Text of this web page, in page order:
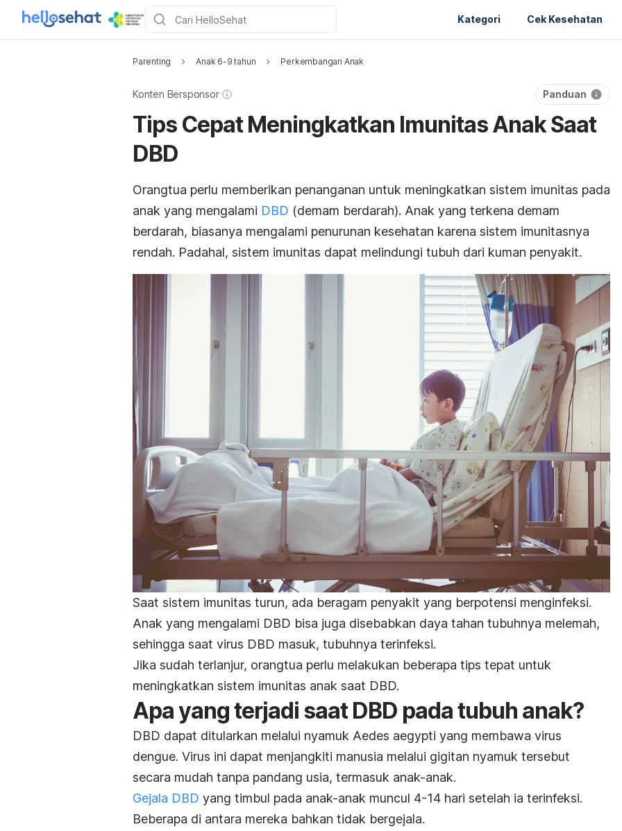
Kategori Cek Kesehatan
Parenting Anak 6-9 tahun Perkembangan Anak
Konten Bersponsor Panduan
Tips Cepat Meningkatkan Imunitas Anak Saat
DBD
Orangtua perlu memberikan penanganan untuk meningkatkan sistem imunitas pada
anak yang mengalami DBD (demam berdarah). Anak yang terkena demam
berdarah, biasanya mengalami penurunan kesehatan karena sistem imunitasnya
rendah. Padahal, sistem imunitas dapat melindungi tubuh dari kuman penyakit.
Saat sistem imunitas turun, ada beragam penyakit yang berpotensi menginfeksi.
Anak yang mengalami DBD bisa juga disebabkan daya tahan tubuhnya melemah,
sehingga saat virus DBD masuk, tubuhnya terinfeksi.
Jika sudah terlanjur, orangtua perlu melakukan beberapa tips tepat untuk
meningkatkan sistem imunitas anak saat DBD.
Apa yang terjadi saat DBD pada tubuh anak?
DBD dapat ditularkan melalui nyamuk Aedes aegypti yang membawa virus
dengue. Virus ini dapat menjangkiti manusia melalui gigitan nyamuk tersebut
secara mudah tanpa pandang usia, termasuk anak-anak.
Gejala DBD yang timbul pada anak-anak muncul 4-14 hari setelah ia terinfeksi.
Beberapa di antara mereka bahkan tidak bergejala.